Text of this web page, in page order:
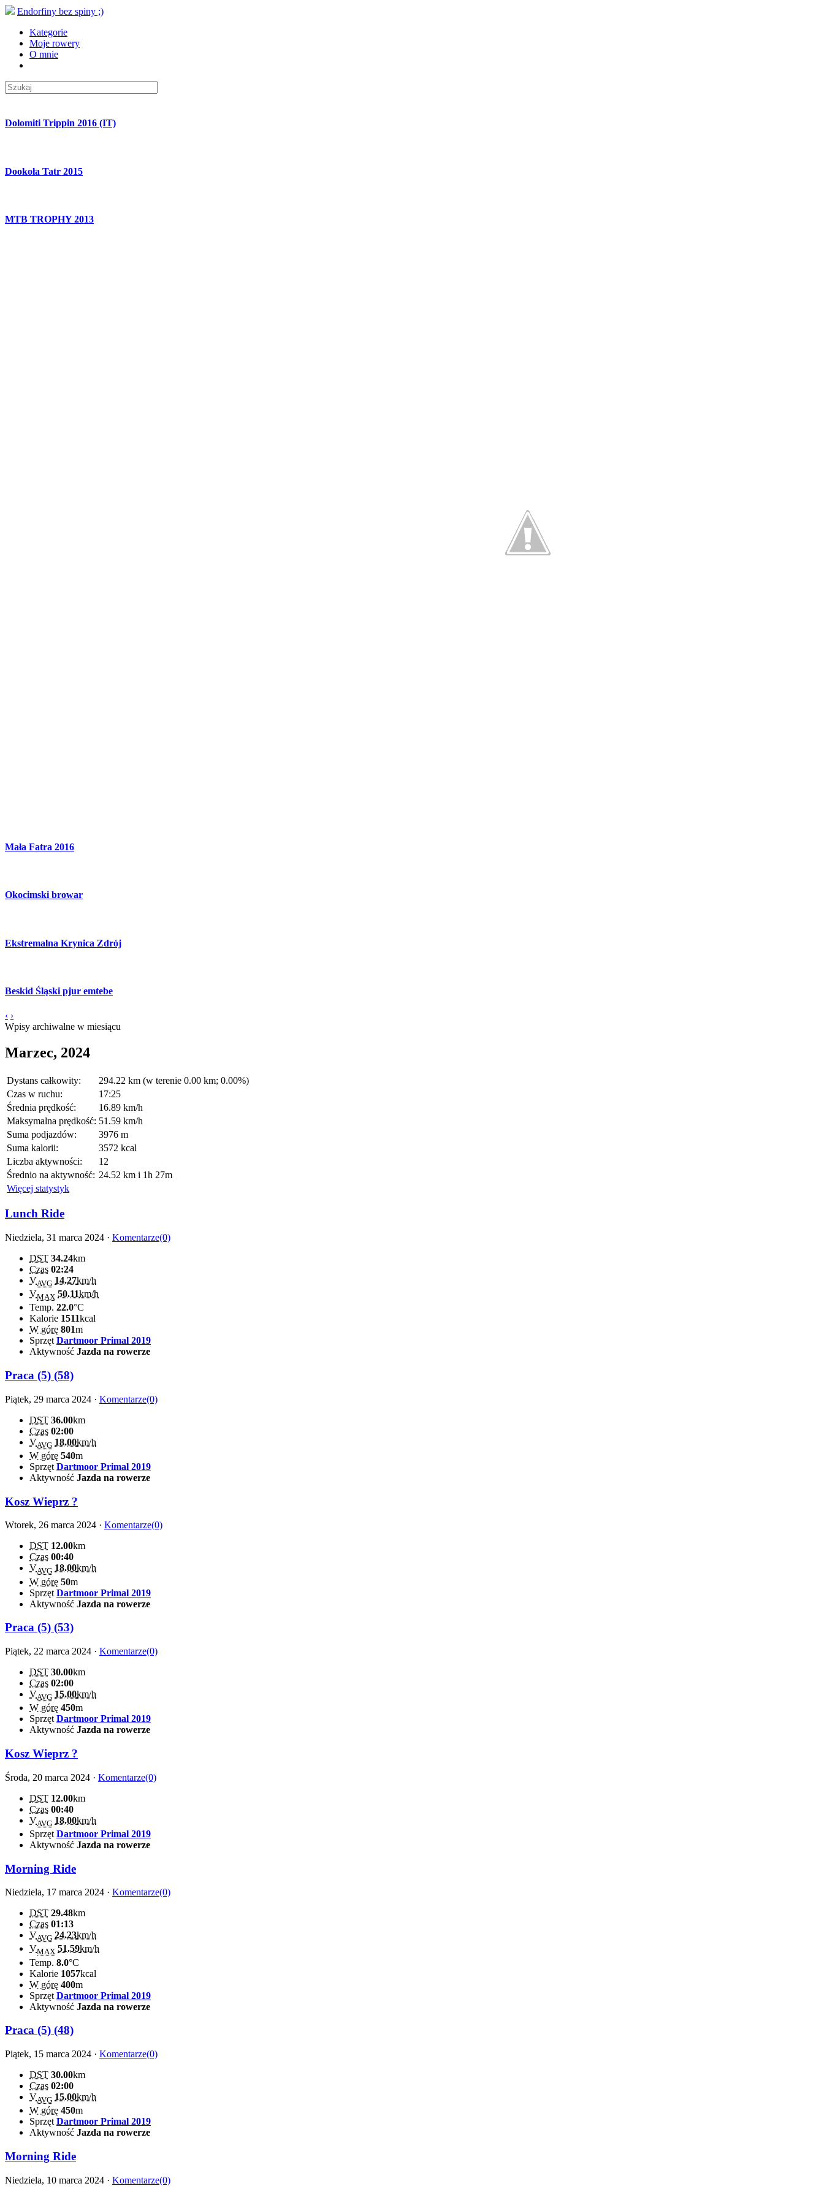
Endorfiny bez spiny ;)
Kategorie
Moje rowery
O mnie
Dolomiti Trippin 2016 (IT)
Dookoła Tatr 2015
MTB TROPHY 2013
Mała Fatra 2016
Okocimski browar
Ekstremalna Krynica Zdrój
Beskid Śląski pjur emtebe
‹ ›
Wpisy archiwalne w miesiącu
Marzec, 2024
Dystans całkowity:
294.22 km (w terenie 0.00 km; 0.00%)
Czas w ruchu:
17:25
Średnia prędkość:
16.89 km/h
Maksymalna prędkość: 51.59 km/h
Suma podjazdów:
3976 m
Suma kalorii:
3572 kcal
Liczba aktywności:
12
Średnio na aktywność: 24.52 km i 1h 27m
Więcej statystyk
Lunch Ride
Niedziela, 31 marca 2024 · Komentarze(0)
DST 34.24km
Czas 02:24
VAVG 14.27km/h
VMAX 50.11km/h
Temp. 22.0°C
Kalorie 1511kcal
W górę 801m
Sprzęt Dartmoor Primal 2019
Aktywność Jazda na rowerze
Praca (5) (58)
Piątek, 29 marca 2024 · Komentarze(0)
DST 36.00km
Czas 02:00
VAVG 18.00km/h
W górę 540m
Sprzęt Dartmoor Primal 2019
Aktywność Jazda na rowerze
Kosz Wieprz ?
Wtorek, 26 marca 2024 · Komentarze(0)
DST 12.00km
Czas 00:40
VAVG 18.00km/h
W górę 50m
Sprzęt Dartmoor Primal 2019
Aktywność Jazda na rowerze
Praca (5) (53)
Piątek, 22 marca 2024 · Komentarze(0)
DST 30.00km
Czas 02:00
VAVG 15.00km/h
W górę 450m
Sprzęt Dartmoor Primal 2019
Aktywność Jazda na rowerze
Kosz Wieprz ?
Środa, 20 marca 2024 · Komentarze(0)
DST 12.00km
Czas 00:40
VAVG 18.00km/h
Sprzęt Dartmoor Primal 2019
Aktywność Jazda na rowerze
Morning Ride
Niedziela, 17 marca 2024 · Komentarze(0)
DST 29.48km
Czas 01:13
VAVG 24.23km/h
VMAX 51.59km/h
Temp. 8.0°C
Kalorie 1057kcal
W górę 400m
Sprzęt Dartmoor Primal 2019
Aktywność Jazda na rowerze
Praca (5) (48)
Piątek, 15 marca 2024 · Komentarze(0)
DST 30.00km
Czas 02:00
VAVG 15.00km/h
W górę 450m
Sprzęt Dartmoor Primal 2019
Aktywność Jazda na rowerze
Morning Ride
Niedziela, 10 marca 2024 · Komentarze(0)